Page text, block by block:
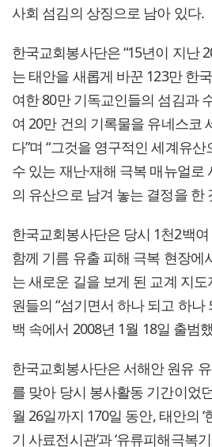
사회 섬김의 상징으로 남아 있다.
한국교회봉사단은 “15년이 지난
는 태안을 새롭게 바꾼 123만 한
여한 80만 기독교인들의 섬김과
여 20만 건의 기록물을 유네스코
다”며 “그것을 영구적인 세계유
수 있는 재난·재해 극복 매뉴얼로
의 유산으로 남겨 놓는 결정을 한
한국교회봉사단은 당시 1천2백
함께 기름 유출 피해 극복 현장에
는 새로운 길을 보게 된 교계 지
원들의 “섬기면서 하나 되고 하나
백 속에서 2008년 1월 18일 출범
한국교회봉사단은 서해안 원유
를 맞아 당시 봉사활동 기간이었
월 26일까지 170일 동안, 태안의
기 사료전시관’과 ‘유류피해극복